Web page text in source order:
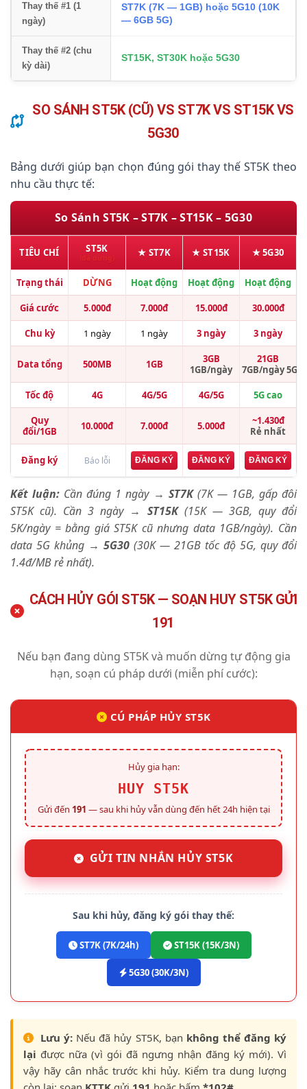
Thay thế #1 (1
ngày)
ST7K (7K — 1GB) hoặc 5G10 (10K
— 6GB 5G)
Thay thế #2 (chu
kỳ dài)
ST15K, ST30K hoặc 5G30
SO SÁNH ST5K (CŨ) VS ST7K VS ST15K VS
5G30
Bảng dưới giúp bạn chọn đúng gói thay thế ST5K theo
nhu cầu thực tế:
So Sánh ST5K – ST7K – ST15K – 5G30
TIÊU CHÍ ST5K ★ ST7K ★ ST15K ★ 5G30
Trạng thái DỪNG Hoạt động Hoạt động Hoạt động
Giá cước 5.000đ 7.000đ 15.000đ 30.000đ
Chu kỳ 1 ngày 1 ngày 3 ngày 3 ngày
Data tổng 500MB 1GB
3GB
1GB/ngày
21GB
7GB/ngày 5G
Tốc độ 4G 4G/5G 4G/5G 5G cao
Quy
đổi/1GB
10.000đ 7.000đ 5.000đ
~1.430đ
Rẻ nhất
Đăng ký Báo lỗi ĐĂNG KÝ ĐĂNG KÝ ĐĂNG KÝ
Kết luận: Cần đúng 1 ngày → ST7K(7K — 1GB, gấp đôi
ST5K cũ). Cần 3 ngày → ST15K(15K — 3GB, quy đổi
5K/ngày = bằng giá ST5K cũ nhưng data 1GB/ngày). Cần
data 5G khủng → 5G30 (30K — 21GB tốc độ 5G, quy đổi
1.4đ/MB rẻ nhất).
CÁCH HỦY GÓI ST5K — SOẠN HUY ST5K GỬI
191
Nếu bạn đang dùng ST5K và muốn dừng tự động gia
hạn, soạn cú pháp dưới (miễn phí cước):
CÚ PHÁP HỦY ST5K
Hủy gia hạn:
HUY ST5K
Gửi đến 191 — sau khi hủy vẫn dùng đến hết 24h hiện tại
GỬI TIN NHẮN HỦY ST5K
Sau khi hủy, đăng ký gói thay thế:
ST7K (7K/24h) ST15K (15K/3N)
5G30 (30K/3N)
Lưu ý: Nếu đã hủy ST5K, bạn không thể đăng ký
lại được nữa (vì gói đã ngưng nhận đăng ký mới). Vì
vậy hãy cân nhắc trước khi hủy. Kiểm tra dung lượng